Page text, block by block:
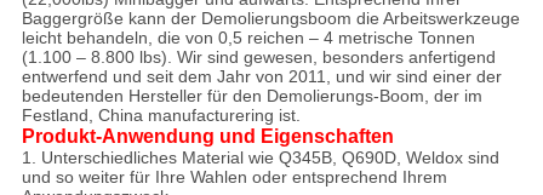
Baggergröße kann der Demolierungsboom die Arbeitswerkzeuge
leicht behandeln, die von 0,5 reichen – 4 metrische Tonnen
(1.100 – 8.800 lbs). Wir sind gewesen, besonders anfertigend
entwerfend und seit dem Jahr von 2011, und wir sind einer der
bedeutenden Hersteller für den Demolierungs-Boom, der im
Festland, China manufacturering ist.
Produkt-Anwendung und Eigenschaften
1. Unterschiedliches Material wie Q345B, Q690D, Weldox sind
und so weiter für Ihre Wahlen oder entsprechend Ihrem